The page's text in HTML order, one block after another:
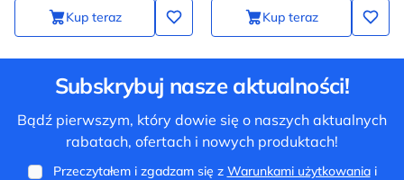
Kup teraz Kup teraz
Subskrybuj nasze aktualności!
Bądź pierwszym, który dowie się o naszych aktualnych
rabatach, ofertach i nowych produktach!
Przeczytałem i zgadzam się z Warunkami użytkowaniai